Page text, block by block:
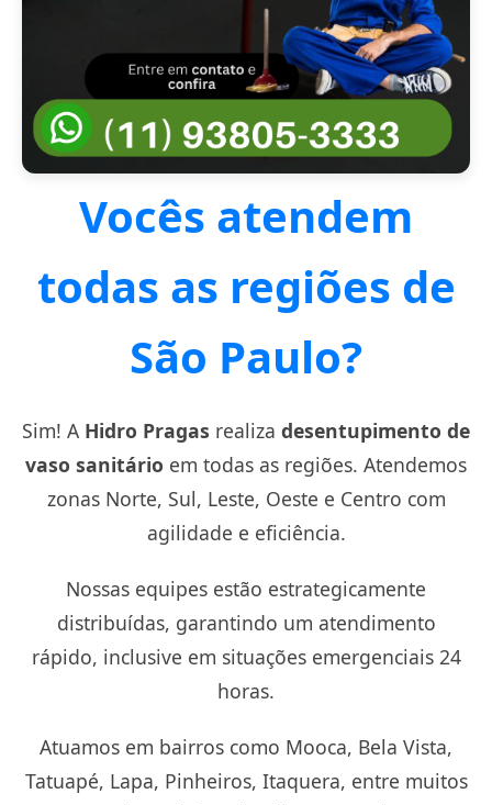
Vocês atendem
todas as regiões de
São Paulo?
Sim! A Hidro Pragas realiza desentupimento de
vaso sanitário em todas as regiões. Atendemos
zonas Norte, Sul, Leste, Oeste e Centro com
agilidade e eficiência.
Nossas equipes estão estrategicamente
distribuídas, garantindo um atendimento
rápido, inclusive em situações emergenciais 24
horas.
Atuamos em bairros como Mooca, Bela Vista,
Tatuapé, Lapa, Pinheiros, Itaquera, entre muitos